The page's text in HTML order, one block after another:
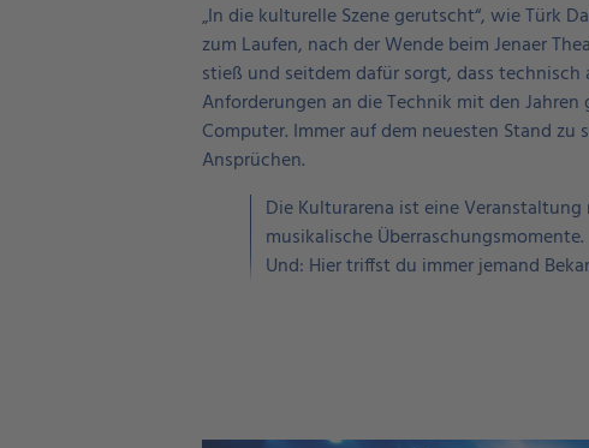
„In die kulturelle Szene gerutscht“, wie Türk
zum Laufen, nach der Wende beim Jenaer
stieß und seitdem dafür sorgt, dass
Anforderungen an die Technik mit den
Computer. Immer auf dem neuesten Stand
Ansprüchen.
Die Kulturarena ist eine
musikalische Überraschungsmomente.
Und: Hier triffst du immer jemand